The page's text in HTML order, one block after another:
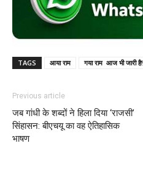
TAGS आया राम गया राम ‌ आज भी जारी है!
Previous article
जब गांधी के शब्दों ने हिला दिया ‘राजसी’
सिंहासन: बीएचयू का वह ऐतिहासिक
भाषण